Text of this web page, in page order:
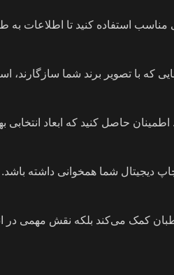
مناسب استفاده کنید تا اطلاعات
که با تصویر برند شما سازگارند،
حاصل کنید که ابعاد
دیجیتال شما همخوانی داشته
کمک می‌کند بلکه نقش مهمی در